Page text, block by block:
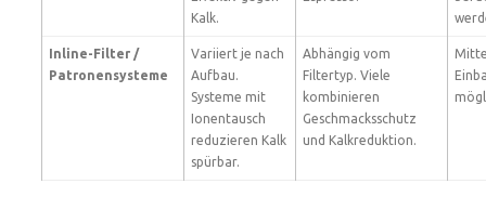
Kalk.
Inline-Filter /
Patronensysteme
Variiert je nach
Aufbau.
Systeme mit
Ionentausch
reduzieren Kalk
spürbar.
Abhängig vom
Filtertyp. Viele
kombinieren
Geschmacksschutz
und Kalkreduktion.